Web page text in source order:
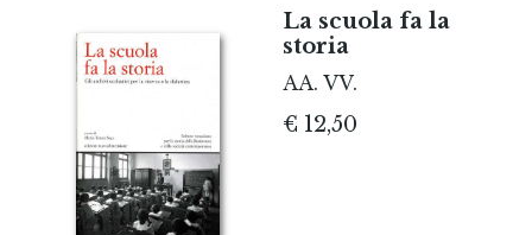
La scuola fa la
storia
AA. VV.
€ 12,50